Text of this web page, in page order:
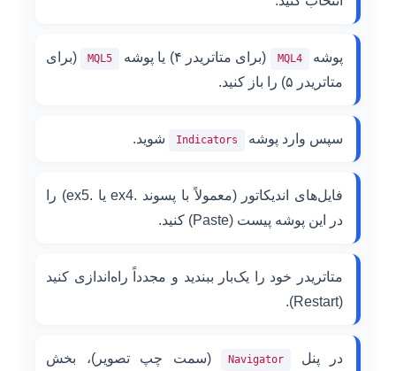
پوشه MQL4 (برای متاتریدر ۴) یا پوشه MQL5
(برای
متاتریدر ۵) را باز کنید.
سپس وارد پوشه Indicators شوید.
فایل‌های اندیکاتور (معمولاً با پسوند .ex4 یا .ex5) را
در این پوشه پیست (Paste) کنید.
متاتریدر خود را یک‌بار ببندید و مجدداً راه‌اندازی کنید
(Restart).
در پنل Navigator (سمت چپ تصویر)، بخش